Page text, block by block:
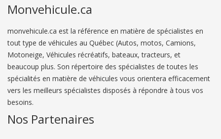
Monvehicule.ca
monvehicule.ca est la référence en matière de spécialistes en
tout type de véhicules au Québec (Autos, motos, Camions,
Motoneige, Véhicules récréatifs, bateaux, tracteurs, et
beaucoup plus. Son répertoire des spécialistes de toutes les
spécialités en matière de véhicules vous orientera efficacement
vers les meilleurs spécialistes disposés à répondre à tous vos
besoins.
Nos Partenaires